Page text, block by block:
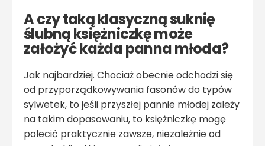
A czy taką klasyczną suknię
ślubną księżniczkę może
założyć każda panna młoda?
Jak najbardziej. Chociaż obecnie odchodzi się
od przyporządkowywania fasonów do typów
sylwetek, to jeśli przyszłej pannie młodej zależy
na takim dopasowaniu, to księżniczkę mogę
polecić praktycznie zawsze, niezależnie od